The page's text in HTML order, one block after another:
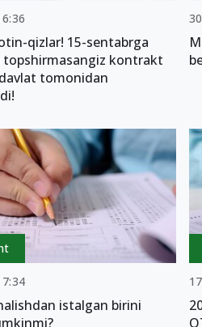
qizlar! 15-sentabrga
topshirmasangiz kontrakt
tomonidan
istalgan birini